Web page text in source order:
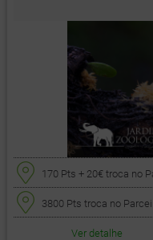
170 Pts + 20€troca no
3800 Pts troca no
Ver detalhe